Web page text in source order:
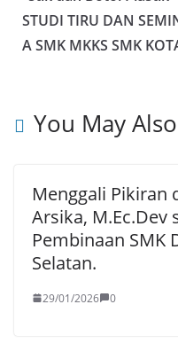
o
o
o
n
STUDI TIRU DAN
A SMK MKKS SMK
You May
Menggali Pikiran
Arsika, M.Ec.Dev
Pembinaan SMK
Selatan.
29/01/2026 0